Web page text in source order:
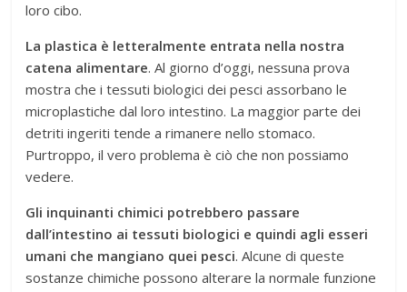
loro cibo.
La plastica è letteralmente entrata nella nostra
catena alimentare. Al giorno d’oggi, nessuna prova
mostra che i tessuti biologici dei pesci assorbano le
microplastiche dal loro intestino. La maggior parte dei
detriti ingeriti tende a rimanere nello stomaco.
Purtroppo, il vero problema è ciò che non possiamo
vedere.
Gli inquinanti chimici potrebbero passare
dall’intestino ai tessuti biologici e quindi agli esseri
umani che mangiano quei pesci. Alcune di queste
sostanze chimiche possono alterare la normale funzione